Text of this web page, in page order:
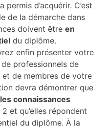
d’acquérir. C’est
de la démarche dans
doivent être en
du diplôme.
enfin présenter votre
de professionnels de
de membres de votre
devra démontrer que
connaissances
et qu’elles répondent
du diplôme. À la